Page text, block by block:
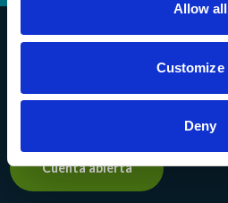
Allow all
Customize
Deny
Cuenta abierta